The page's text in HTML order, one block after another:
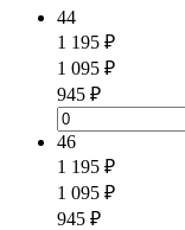
44
1 195 ₽
1 095 ₽
945 ₽
46
1 195 ₽
1 095 ₽
945 ₽